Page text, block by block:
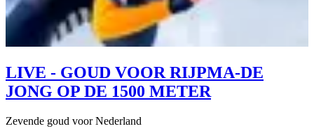
LIVE - GOUD VOOR RIJPMA-DE
JONG OP DE 1500 METER
Zevende goud voor Nederland